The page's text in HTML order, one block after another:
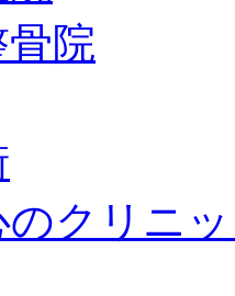
院
のクリニ